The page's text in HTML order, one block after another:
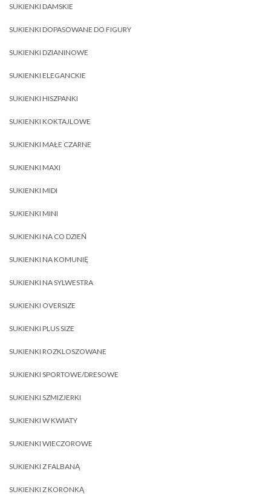
SUKIENKI DAMSKIE
SUKIENKI DOPASOWANE DO FIGURY
SUKIENKI DZIANINOWE
SUKIENKI ELEGANCKIE
SUKIENKI HISZPANKI
SUKIENKI KOKTAJLOWE
SUKIENKI MAŁE CZARNE
SUKIENKI MAXI
SUKIENKI MIDI
SUKIENKI MINI
SUKIENKI NA CO DZIEŃ
SUKIENKI NA KOMUNIĘ
SUKIENKI NA SYLWESTRA
SUKIENKI OVERSIZE
SUKIENKI PLUS SIZE
SUKIENKI ROZKLOSZOWANE
SUKIENKI SPORTOWE/DRESOWE
SUKIENKI SZMIZJERKI
SUKIENKI W KWIATY
SUKIENKI WIECZOROWE
SUKIENKI Z FALBANĄ
SUKIENKI Z KORONKĄ